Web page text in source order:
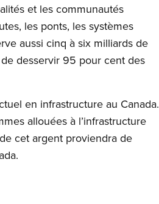
et les communautés
les ponts, les systèmes
aussi cinq à six milliards de
desservir 95 pour cent des
en infrastructure au Canada.
allouées à l’infrastructure
cet argent proviendra de